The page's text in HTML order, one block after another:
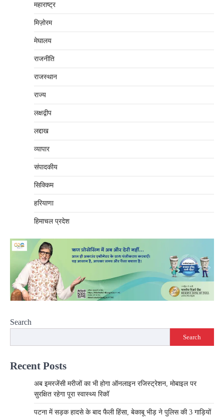
महाराष्‍ट्र
मिज़ोरम
मेघालय
राजनीति
राजस्थान
राज्य
लक्षद्वीप
लद्दाख
व्यापार
संपादकीय
सिक्किम
हरियाणा
हिमाचल प्रदेश
Search
Search
Recent Posts
अब इमरजेंसी मरीजों का भी होगा ऑनलाइन रजिस्ट्रेशन, मोबाइल पर
सुरक्षित रहेगा पूरा स्वास्थ्य रिकॉ
पटना में सड़क हादसे के बाद फैली हिंसा, बेकाबू भीड़ ने पुलिस की 3 गाड़ियों